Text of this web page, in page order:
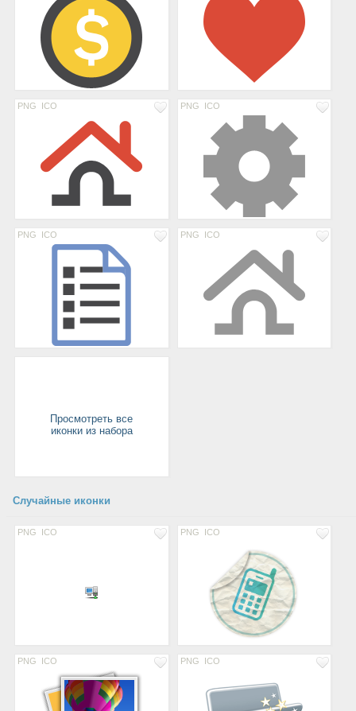
PNG ICO PNG ICO
PNG ICO PNG ICO
Просмотреть все
иконки из набора
Случайные иконки
PNG ICO PNG ICO
PNG ICO PNG ICO